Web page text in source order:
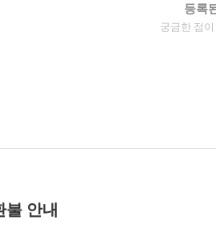
등록
궁금한 점
불 안내